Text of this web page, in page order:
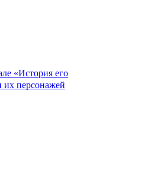
«История его
их персонажей